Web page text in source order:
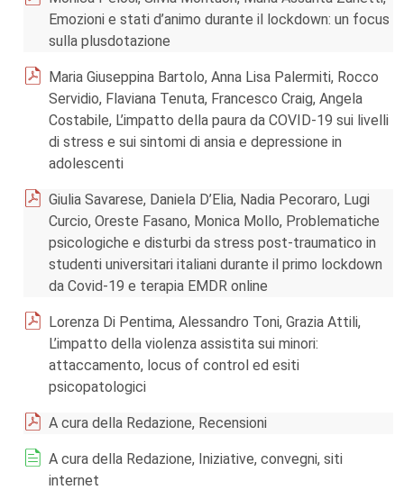
Emozioni e stati d’animo durante il lockdown: un focus
sulla plusdotazione
Maria Giuseppina Bartolo, Anna Lisa Palermiti, Rocco
Servidio, Flaviana Tenuta, Francesco Craig, Angela
Costabile, L’impatto della paura da COVID-19 sui livelli
di stress e sui sintomi di ansia e depressione in
adolescenti
Giulia Savarese, Daniela D’Elia, Nadia Pecoraro, Lugi
Curcio, Oreste Fasano, Monica Mollo, Problematiche
psicologiche e disturbi da stress post-traumatico in
studenti universitari italiani durante il primo lockdown
da Covid-19 e terapia EMDR online
Lorenza Di Pentima, Alessandro Toni, Grazia Attili,
L’impatto della violenza assistita sui minori:
attaccamento, locus of control ed esiti
psicopatologici
A cura della Redazione, Recensioni
A cura della Redazione, Iniziative, convegni, siti
internet